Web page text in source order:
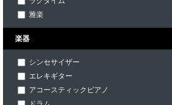
雅楽
楽器
シンセサイザー
エレキギター
アコースティックピアノ